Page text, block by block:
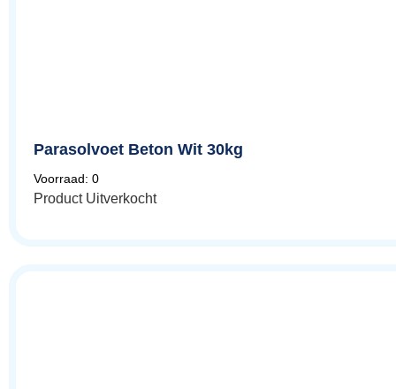
Parasolvoet Beton Wit 30kg
Voorraad: 0
Product Uitverkocht